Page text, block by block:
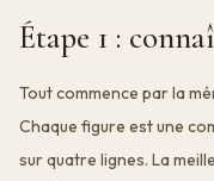
Étape 1 :
Tout commence par la
Chaque figure est une
sur quatre lignes. La